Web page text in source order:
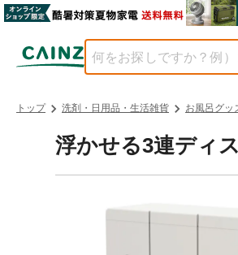
トップ 洗剤・日用品・生活雑貨 お風呂グッ
浮かせる3連ディ